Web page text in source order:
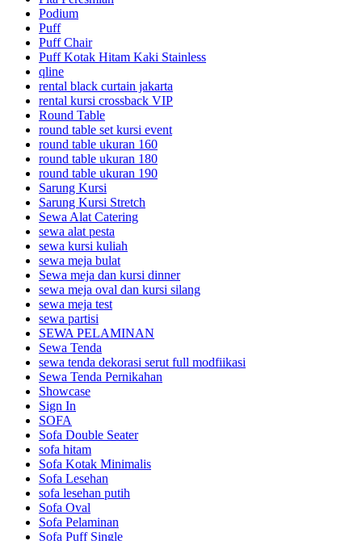
Podium
Puff
Puff Chair
Puff Kotak Hitam Kaki Stainless
qline
rental black curtain jakarta
rental kursi crossback VIP
Round Table
round table set kursi event
round table ukuran 160
round table ukuran 180
round table ukuran 190
Sarung Kursi
Sarung Kursi Stretch
Sewa Alat Catering
sewa alat pesta
sewa kursi kuliah
sewa meja bulat
Sewa meja dan kursi dinner
sewa meja oval dan kursi silang
sewa meja test
sewa partisi
SEWA PELAMINAN
Sewa Tenda
sewa tenda dekorasi serut full modfiikasi
Sewa Tenda Pernikahan
Showcase
Sign In
SOFA
Sofa Double Seater
sofa hitam
Sofa Kotak Minimalis
Sofa Lesehan
sofa lesehan putih
Sofa Oval
Sofa Pelaminan
Sofa Puff Single